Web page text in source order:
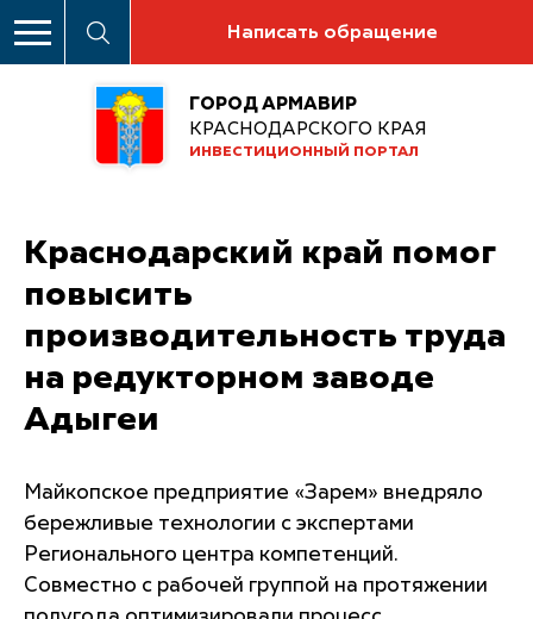
Написать обращение
ГОРОД АРМАВИР
КРАСНОДАРСКОГО КРАЯ
ИНВЕСТИЦИОННЫЙ ПОРТАЛ
Краснодарский край помог
повысить
производительность труда
на редукторном заводе
Адыгеи
Майкопское предприятие «Зарем» внедряло
бережливые технологии с экспертами
Регионального центра компетенций.
Совместно с рабочей группой на протяжении